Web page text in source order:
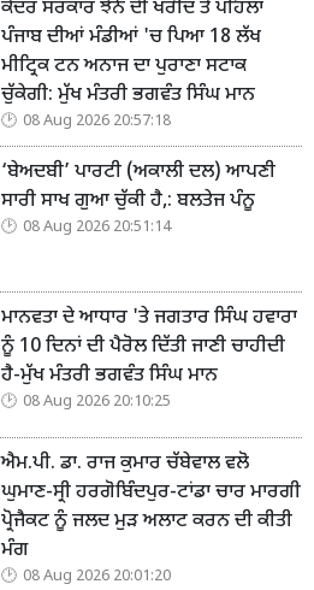
ਕੇਂਦਰ ਸਰਕਾਰ ਝੋਨੇ ਦੀ ਖਰੀਦ ਤੋਂ ਪਹਿਲਾਂ
ਪੰਜਾਬ ਦੀਆਂ ਮੰਡੀਆਂ 'ਚ ਪਿਆ 18 ਲੱਖ
ਮੀਟ੍ਰਿਕ ਟਨ ਅਨਾਜ ਦਾ ਪੁਰਾਣਾ ਸਟਾਕ
ਚੁੱਕੇਗੀ: ਮੁੱਖ ਮੰਤਰੀ ਭਗਵੰਤ ਸਿੰਘ ਮਾਨ
08 Aug 2026 20:57:18
‘ਬੇਅਦਬੀ’ ਪਾਰਟੀ (ਅਕਾਲੀ ਦਲ) ਆਪਣੀ
ਸਾਰੀ ਸਾਖ ਗੁਆ ਚੁੱਕੀ ਹੈ,: ਬਲਤੇਜ ਪੰਨੂ
08 Aug 2026 20:51:14
ਮਾਨਵਤਾ ਦੇ ਆਧਾਰ 'ਤੇ ਜਗਤਾਰ ਸਿੰਘ ਹਵਾਰਾ
ਨੂੰ 10 ਦਿਨਾਂ ਦੀ ਪੈਰੋਲ ਦਿੱਤੀ ਜਾਣੀ ਚਾਹੀਦੀ
ਹੈ-ਮੁੱਖ ਮੰਤਰੀ ਭਗਵੰਤ ਸਿੰਘ ਮਾਨ
08 Aug 2026 20:10:25
ਐਮ.ਪੀ. ਡਾ. ਰਾਜ ਕੁਮਾਰ ਚੱਬੇਵਾਲ ਵਲੋ
ਘੁਮਾਣ-ਸ੍ਰੀ ਹਰਗੋਬਿੰਦਪੁਰ-ਟਾਂਡਾ ਚਾਰ ਮਾਰਗੀ
ਪ੍ਰੋਜੈਕਟ ਨੂੰ ਜਲਦ ਮੁੜ ਅਲਾਟ ਕਰਨ ਦੀ ਕੀਤੀ
ਮੰਗ
08 Aug 2026 20:01:20